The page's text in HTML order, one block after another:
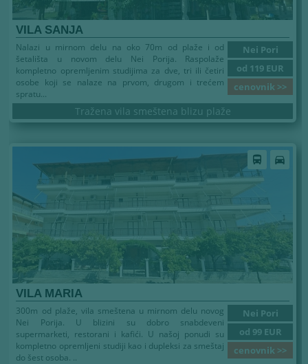
VILA SANJA
Nei Pori
od 119 EUR
cenovnik >>
Nalazi u mirnom delu na oko 70m od plaže i od
šetališta u novom delu Nei Porija. Raspolaže
kompletno opremljenim studijima za dve, tri ili četiri
osobe koji se nalaze na prvom, drugom i trećem
spratu...
Tražena vila smeštena blizu plaže
directions_bus directions_car
VILA MARIA
Nei Pori
od 99 EUR
cenovnik >>
300m od plaže, vila smeštena u mirnom delu novog
Nei Porija. U blizini su dobro snabdeveni
supermarketi, restorani i kafići. U našoj ponudi su
kompletno opremljeni studiji kao i dupleksi za smeštaj
do šest osoba. ..